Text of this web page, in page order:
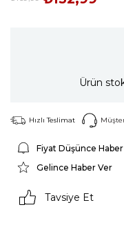
Ürün
Hızlı Teslimat
Fiyat Düşünce
Gelince Haber Ver
Tavsiye Et